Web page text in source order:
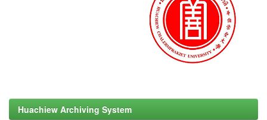
Huachiew Archiving System